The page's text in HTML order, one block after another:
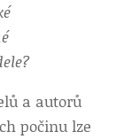
a autorů
počinu lze